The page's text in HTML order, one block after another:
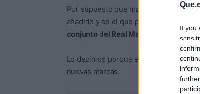
If you
Por supuesto que más allá del valor
añadido y es el que pudiera ayudarle
conjunto del Real Madrid.
Lo decimos porque es un jugador
nuevas marcas.